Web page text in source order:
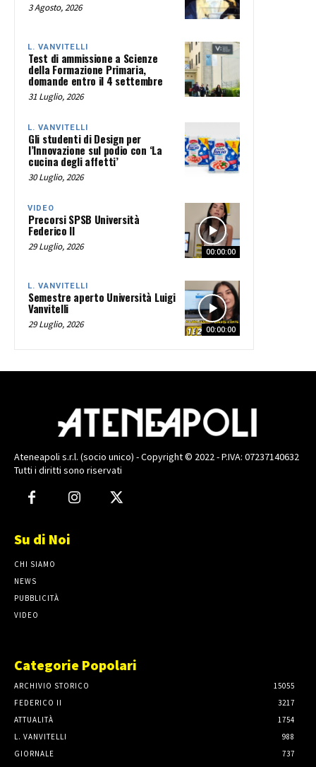
3 Agosto, 2026
L. VANVITELLI
Test di ammissione a Scienze
della Formazione Primaria,
domande entro il 4 settembre
31 Luglio, 2026
L. VANVITELLI
Gli studenti di Design per
l’Innovazione sul podio con ‘La
cucina degli affetti’
30 Luglio, 2026
00:00:00
VIDEO
Precorsi SPSB Università
Federico II
29 Luglio, 2026
00:00:00
L. VANVITELLI
Semestre aperto Università Luigi
Vanvitelli
29 Luglio, 2026
Ateneapoli s.r.l. (socio unico) - Copyright © 2022 - P.IVA: 07237140632
Tutti i diritti sono riservati
Su di Noi
CHI SIAMO
NEWS
PUBBLICITÀ
VIDEO
Categorie Popolari
ARCHIVIO STORICO
15055
FEDERICO II
3217
ATTUALITÀ
1754
L. VANVITELLI
988
GIORNALE
737